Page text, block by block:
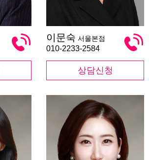
문
숙
이문숙 서울본점
010-2233-2584
상담신청